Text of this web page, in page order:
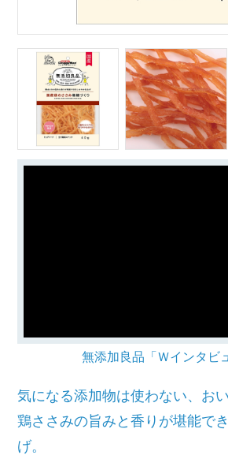
無添加良品「Ｗインタビ
気になる添加物は使わない、お
鶏ささみの旨みと香りが堪能で
げ。